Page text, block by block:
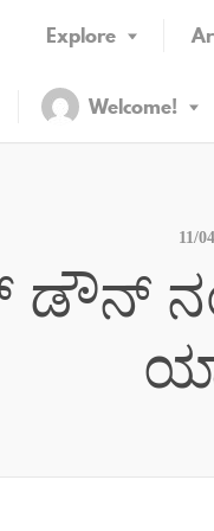
Explore
Welcome!
Welcome!
11/
ಡೌನ್